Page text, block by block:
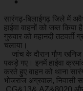
सारंगढ़-बिलाईगढ़ जिले में
हाईवा वाहनों को जब्त
गुरुवार को महानदी तटवर्ती
चलाया।
जांच के दौरान गौण खनिज
पकड़े गए। इनमें हाईवा
करते हुए वाहन को थाना
भोजराज अग्रवाल, निवासी
CG&13& AZ&8020